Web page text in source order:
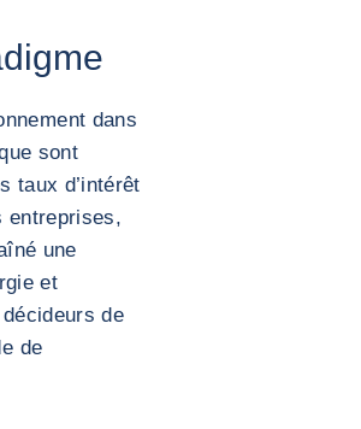
dans
sont
taux d’intérêt
entreprises,
une
et
de
de